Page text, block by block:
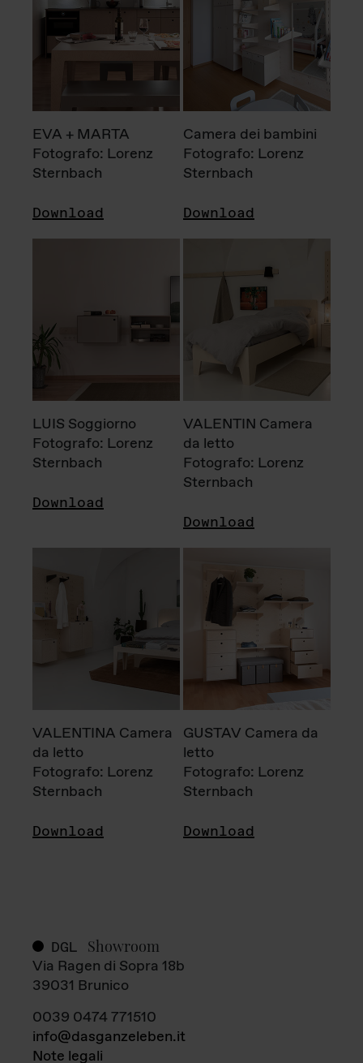
EVA + MARTA
Fotografo: Lorenz
Sternbach
Download
Camera dei bambini
Fotografo: Lorenz
Sternbach
Download
LUIS Soggiorno
Fotografo: Lorenz
Sternbach
Download
VALENTIN Camera
da letto
Fotografo: Lorenz
Sternbach
Download
VALENTINA Camera
da letto
Fotografo: Lorenz
Sternbach
Download
GUSTAV Camera da
letto
Fotografo: Lorenz
Sternbach
Download
DGL Showroom
Via Ragen di Sopra 18b
39031 Brunico
0039 0474 771510
info@dasganzeleben.it
Note legali